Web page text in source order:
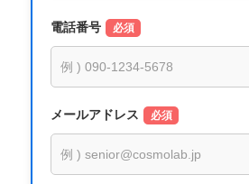
電話番号 必須
メールアドレス 必須